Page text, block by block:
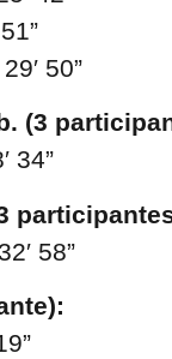
50”
(3
34”
58”